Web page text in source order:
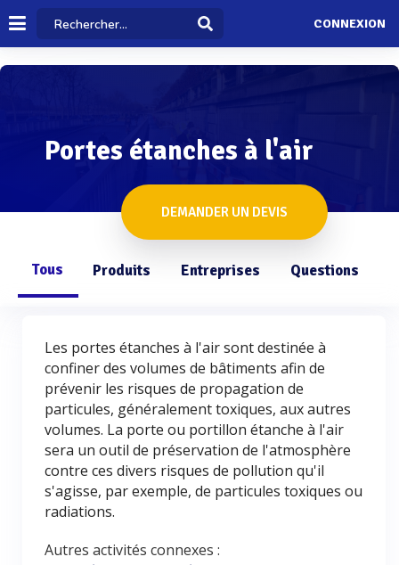
CONNEXION
Portes étanches à l'air
DEMANDER UN DEVIS
Tous Produits Entreprises Questions
Les portes étanches à l'air sont destinée à
confiner des volumes de bâtiments afin de
prévenir les risques de propagation de
particules, généralement toxiques, aux autres
volumes. La porte ou portillon étanche à l'air
sera un outil de préservation de l'atmosphère
contre ces divers risques de pollution qu'il
s'agisse, par exemple, de particules toxiques ou
radiations.
Autres activités connexes :